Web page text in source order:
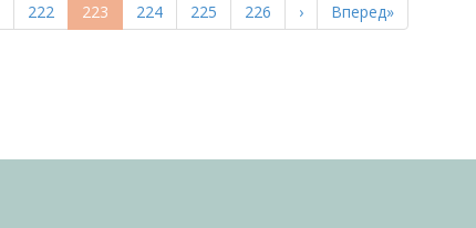
Page
222
Поточна
сторінка
223 Page
224 Page
225 Page
226
Наступна
сторінка
›
Остання
сторінка
Вперед»